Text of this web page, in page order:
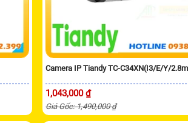
Camera IP Tiandy TC-C34XN(I3/E/Y/
1,043,000 ₫
Giá Gốc: 1,490,000 ₫